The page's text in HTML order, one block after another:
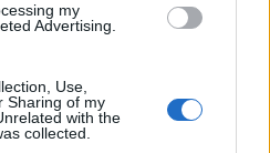
my
Advertising.
Use,
Sharing of my
with the
collected.